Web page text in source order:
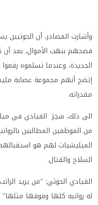
وأشارت المصادر، أن
فضحهم بنهب الأموال، بعد أن
الحديدة، وعندما تسلموه
إتضح أنهم مجموعة عصابة
مقدراته.
الى ذلك، سَخِرَ القيادي في
من الموظفين المطالبين
الميليشيات لهم هو
السلاح والقتال.
القيادي الحوثي: "من يريد
له رواتبه كلها وفوقها مثلها"